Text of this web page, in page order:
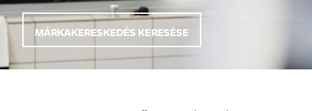
MÁRKAKERESKEDÉS KERESÉSE